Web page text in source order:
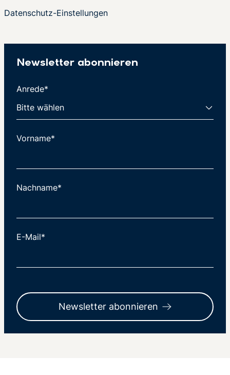
Datenschutz-Einstellungen
Newsletter abonnieren
Anrede*
Vorname*
Nachname*
E-Mail*
Newsletter abonnieren